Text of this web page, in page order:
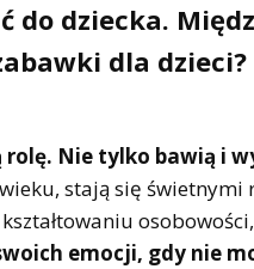
do dziecka.
dla dzieci?
Nie tylko bawią i
stają się
emocji, gdy nie